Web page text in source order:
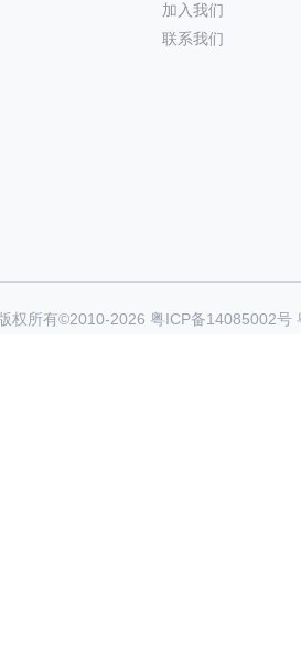
加入我们
联系我们
权所有©2010-2026 粤ICP备14085002号